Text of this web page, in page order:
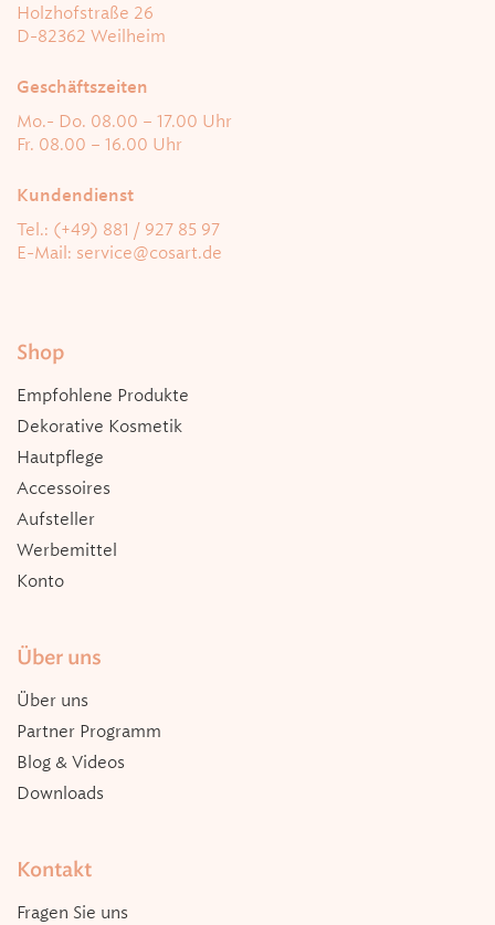
Holzhofstraße 26
D-82362 Weilheim
Geschäftszeiten
Mo.- Do. 08.00 – 17.00 Uhr
Fr. 08.00 – 16.00 Uhr
Kundendienst
Tel.: (+49) 881 / 927 85 97
E-Mail: service@cosart.de
Shop
Empfohlene Produkte
Dekorative Kosmetik
Hautpflege
Accessoires
Aufsteller
Werbemittel
Konto
Über uns
Über uns
Partner Programm
Blog & Videos
Downloads
Kontakt
Fragen Sie uns